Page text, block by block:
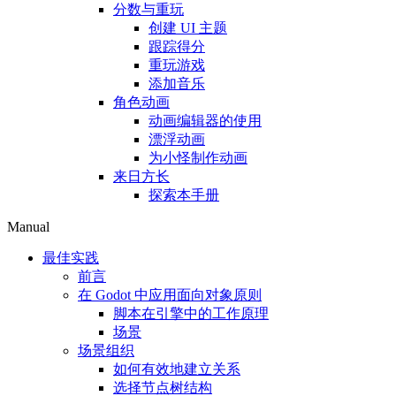
分数与重玩
创建 UI 主题
跟踪得分
重玩游戏
添加音乐
角色动画
动画编辑器的使用
漂浮动画
为小怪制作动画
来日方长
探索本手册
Manual
最佳实践
前言
在 Godot 中应用面向对象原则
脚本在引擎中的工作原理
场景
场景组织
如何有效地建立关系
选择节点树结构